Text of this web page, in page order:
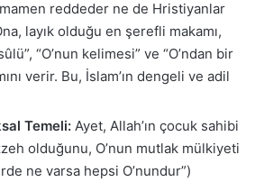
reddeder ne de Hristiyanlar
layık olduğu en şerefli makamı,
“O’nun kelimesi” ve “O’ndan bir
verir. Bu, İslam’ın dengeli ve adil
Temeli: Ayet, Allah’ın çocuk sahibi
olduğunu, O’nun mutlak mülkiyeti
ne varsa hepsi O’nundur”)